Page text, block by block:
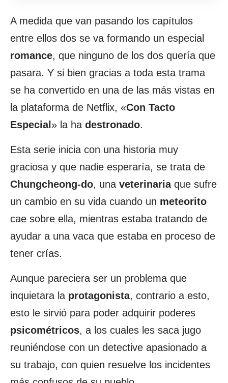
A medida que van pasando los capítulos
entre ellos dos se va formando un especial
romance, que ninguno de los dos quería que
pasara. Y si bien gracias a toda esta trama
se ha convertido en una de las más vistas en
la plataforma de Netflix, «Con Tacto
Especial » la ha destronado.
Esta serie inicia con una historia muy
graciosa y que nadie esperaría, se trata de
Chungcheong-do, una veterinariaque sufre
un cambio en su vida cuando un meteorito
cae sobre ella, mientras estaba tratando de
ayudar a una vaca que estaba en proceso de
tener crías.
Aunque pareciera ser un problema que
inquietara la protagonista, contrario a esto,
esto le sirvió para poder adquirir poderes
psicométricos, a los cuales les saca jugo
reuniéndose con un detective apasionado a
su trabajo, con quien resuelve los incidentes